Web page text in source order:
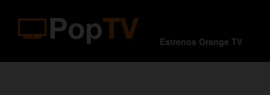
Estrenos Orange TV